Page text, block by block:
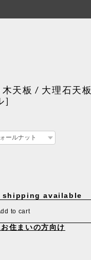
天板 / 大理石天板
available
to cart
住まいの方向け